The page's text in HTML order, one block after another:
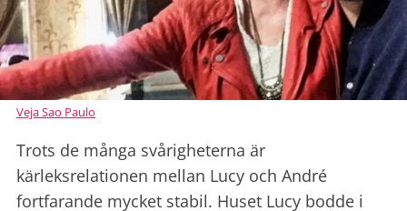
Veja Sao Paulo
Trots de många svårigheterna är
kärleksrelationen mellan Lucy och André
fortfarande mycket stabil. Huset Lucy bodde i